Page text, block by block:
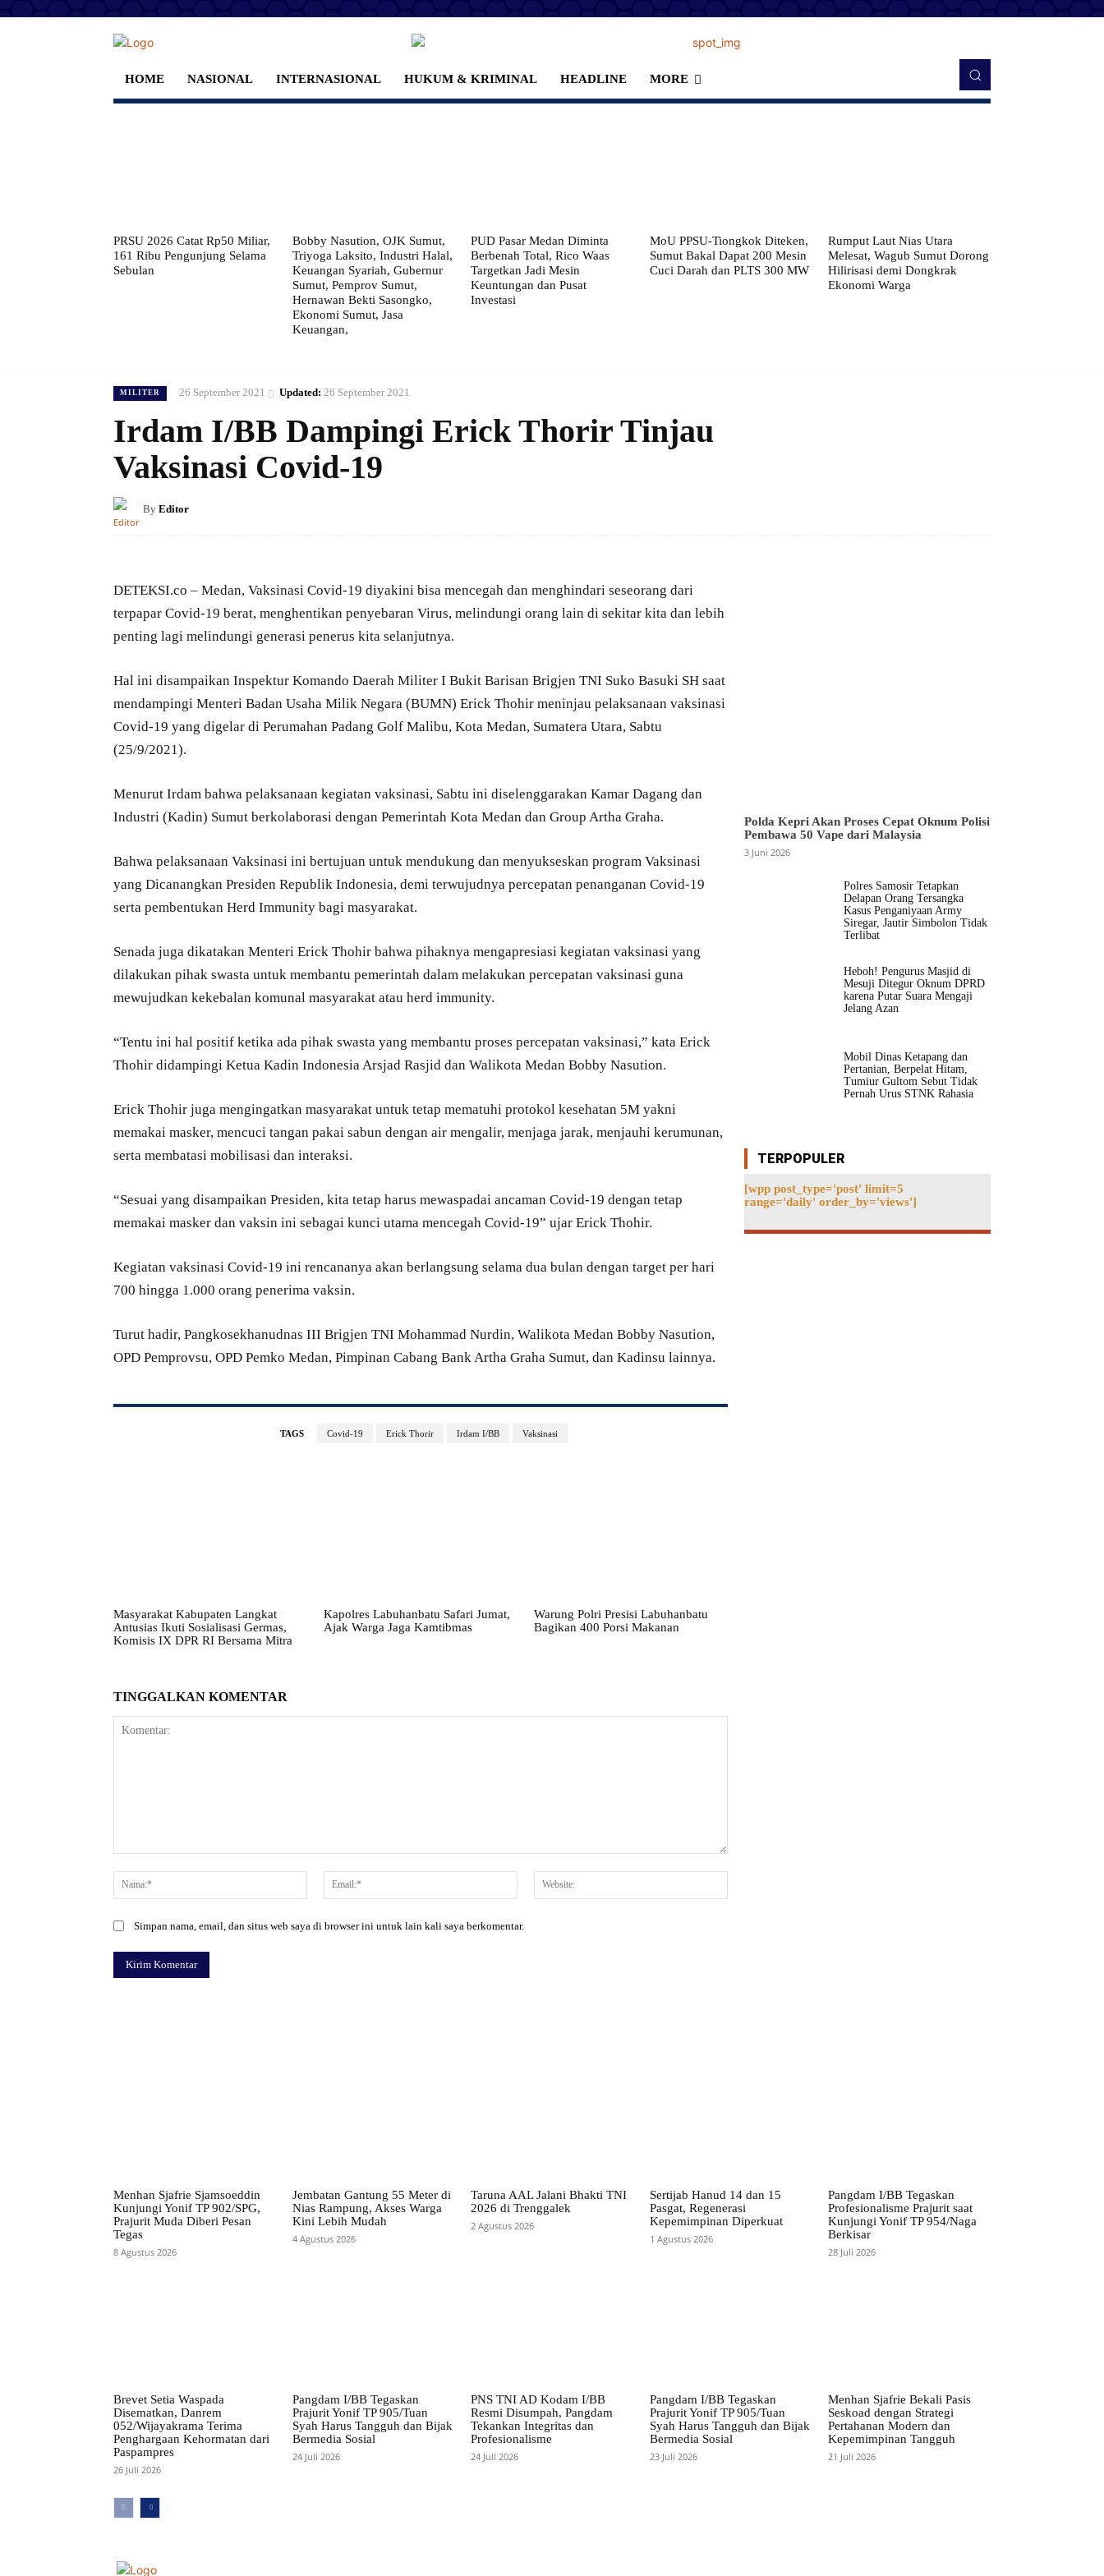
HOME NASIONAL INTERNASIONAL HUKUM & KRIMINAL HEADLINE MORE
PRSU 2026 Catat Rp50 Miliar,
161 Ribu Pengunjung Selama
Sebulan
Bobby Nasution, OJK Sumut,
Triyoga Laksito, Industri Halal,
Keuangan Syariah, Gubernur
Sumut, Pemprov Sumut,
Hernawan Bekti Sasongko,
Ekonomi Sumut, Jasa
Keuangan,
PUD Pasar Medan Diminta
Berbenah Total, Rico Waas
Targetkan Jadi Mesin
Keuntungan dan Pusat
Investasi
MoU PPSU-Tiongkok Diteken,
Sumut Bakal Dapat 200 Mesin
Cuci Darah dan PLTS 300 MW
Rumput Laut Nias Utara
Melesat, Wagub Sumut Dorong
Hilirisasi demi Dongkrak
Ekonomi Warga
MILITER 26 September 2021 Updated: 26 September 2021
Irdam I/BB Dampingi Erick Thorir Tinjau
Vaksinasi Covid-19
By Editor
DETEKSI.co – Medan, Vaksinasi Covid-19 diyakini bisa mencegah dan menghindari seseorang dari
terpapar Covid-19 berat, menghentikan penyebaran Virus, melindungi orang lain di sekitar kita dan lebih
penting lagi melindungi generasi penerus kita selanjutnya.
Hal ini disampaikan Inspektur Komando Daerah Militer I Bukit Barisan Brigjen TNI Suko Basuki SH saat
mendampingi Menteri Badan Usaha Milik Negara (BUMN) Erick Thohir meninjau pelaksanaan vaksinasi
Covid-19 yang digelar di Perumahan Padang Golf Malibu, Kota Medan, Sumatera Utara, Sabtu
(25/9/2021).
Menurut Irdam bahwa pelaksanaan kegiatan vaksinasi, Sabtu ini diselenggarakan Kamar Dagang dan
Industri (Kadin) Sumut berkolaborasi dengan Pemerintah Kota Medan dan Group Artha Graha.
Bahwa pelaksanaan Vaksinasi ini bertujuan untuk mendukung dan menyukseskan program Vaksinasi
yang Dicanangkan Presiden Republik Indonesia, demi terwujudnya percepatan penanganan Covid-19
serta pembentukan Herd Immunity bagi masyarakat.
Senada juga dikatakan Menteri Erick Thohir bahwa pihaknya mengapresiasi kegiatan vaksinasi yang
dilakukan pihak swasta untuk membantu pemerintah dalam melakukan percepatan vaksinasi guna
mewujudkan kekebalan komunal masyarakat atau herd immunity.
“Tentu ini hal positif ketika ada pihak swasta yang membantu proses percepatan vaksinasi,” kata Erick
Thohir didampingi Ketua Kadin Indonesia Arsjad Rasjid dan Walikota Medan Bobby Nasution.
Erick Thohir juga mengingatkan masyarakat untuk tetap mematuhi protokol kesehatan 5M yakni
memakai masker, mencuci tangan pakai sabun dengan air mengalir, menjaga jarak, menjauhi kerumunan,
serta membatasi mobilisasi dan interaksi.
“Sesuai yang disampaikan Presiden, kita tetap harus mewaspadai ancaman Covid-19 dengan tetap
memakai masker dan vaksin ini sebagai kunci utama mencegah Covid-19” ujar Erick Thohir.
Kegiatan vaksinasi Covid-19 ini rencananya akan berlangsung selama dua bulan dengan target per hari
700 hingga 1.000 orang penerima vaksin.
Turut hadir, Pangkosekhanudnas III Brigjen TNI Mohammad Nurdin, Walikota Medan Bobby Nasution,
OPD Pemprovsu, OPD Pemko Medan, Pimpinan Cabang Bank Artha Graha Sumut, dan Kadinsu lainnya.
TAGS Covid-19 Erick Thorir Irdam I/BB Vaksinasi
Masyarakat Kabupaten Langkat
Antusias Ikuti Sosialisasi Germas,
Komisis IX DPR RI Bersama Mitra
Kapolres Labuhanbatu Safari Jumat,
Ajak Warga Jaga Kamtibmas
Warung Polri Presisi Labuhanbatu
Bagikan 400 Porsi Makanan
TINGGALKAN KOMENTAR
Nama:*
Email:*
Simpan nama, email, dan situs web saya di browser ini untuk lain kali saya berkomentar.
Polda Kepri Akan Proses Cepat Oknum Polisi
Pembawa 50 Vape dari Malaysia
3 Juni 2026
Polres Samosir Tetapkan
Delapan Orang Tersangka
Kasus Penganiyaan Army
Siregar, Jautir Simbolon Tidak
Terlibat
Heboh! Pengurus Masjid di
Mesuji Ditegur Oknum DPRD
karena Putar Suara Mengaji
Jelang Azan
Mobil Dinas Ketapang dan
Pertanian, Berpelat Hitam,
Tumiur Gultom Sebut Tidak
Pernah Urus STNK Rahasia
TERPOPULER
[wpp post_type='post' limit=5
range='daily' order_by='views']
Menhan Sjafrie Sjamsoeddin
Kunjungi Yonif TP 902/SPG,
Prajurit Muda Diberi Pesan
Tegas
8 Agustus 2026
Jembatan Gantung 55 Meter di
Nias Rampung, Akses Warga
Kini Lebih Mudah
4 Agustus 2026
Taruna AAL Jalani Bhakti TNI
2026 di Trenggalek
2 Agustus 2026
Sertijab Hanud 14 dan 15
Pasgat, Regenerasi
Kepemimpinan Diperkuat
1 Agustus 2026
Pangdam I/BB Tegaskan
Profesionalisme Prajurit saat
Kunjungi Yonif TP 954/Naga
Berkisar
28 Juli 2026
Brevet Setia Waspada
Disematkan, Danrem
052/Wijayakrama Terima
Penghargaan Kehormatan dari
Paspampres
26 Juli 2026
Pangdam I/BB Tegaskan
Prajurit Yonif TP 905/Tuan
Syah Harus Tangguh dan Bijak
Bermedia Sosial
24 Juli 2026
PNS TNI AD Kodam I/BB
Resmi Disumpah, Pangdam
Tekankan Integritas dan
Profesionalisme
24 Juli 2026
Pangdam I/BB Tegaskan
Prajurit Yonif TP 905/Tuan
Syah Harus Tangguh dan Bijak
Bermedia Sosial
23 Juli 2026
Menhan Sjafrie Bekali Pasis
Seskoad dengan Strategi
Pertahanan Modern dan
Kepemimpinan Tangguh
21 Juli 2026